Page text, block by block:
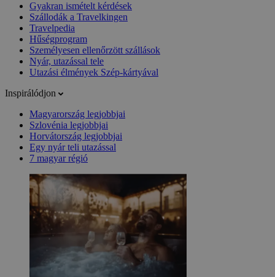
Gyakran ismételt kérdések
Szállodák a Travelkingen
Travelpedia
Hűségprogram
Személyesen ellenőrzött szállások
Nyár, utazással tele
Utazási élmények Szép-kártyával
Inspirálódjon
Magyarország legjobbjai
Szlovénia legjobbjai
Horvátország legjobbjai
Egy nyár teli utazással
7 magyar régió